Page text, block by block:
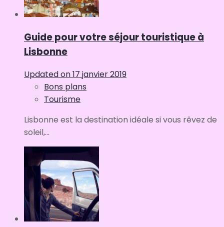
Guide pour votre séjour touristique à
Lisbonne
Updated on17 janvier 2019
Bons plans
Tourisme
Lisbonne est la destination idéale si vous rêvez de
soleil,...